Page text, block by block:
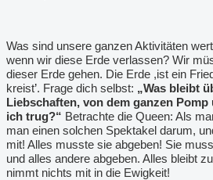
Was sind unsere ganzen Aktivitäten
wenn wir diese Erde verlassen? Wir
dieser Erde gehen. Die Erde ,ist ein
kreist’. Frage dich selbst: „Was bleibt
Liebschaften, von dem ganzen
ich trug?“ Betrachte die Queen: Als
man einen solchen Spektakel darum,
mit! Alles musste sie abgeben! Sie
und alles andere abgeben. Alles bleibt
nimmt nichts mit in die Ewigkeit!